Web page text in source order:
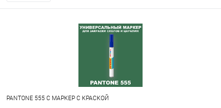
PANTONE 555 C МАРКЕР С КРАСКОЙ